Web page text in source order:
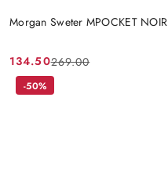
Morgan Sweter MPOCKET NOIR
Cena
promocyjna:
134.50
Cena
przed
269.00
-50%